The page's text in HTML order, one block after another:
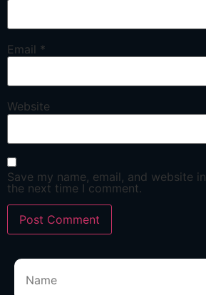
Email *
Website
Save my name, email, and website
the next time I comment.